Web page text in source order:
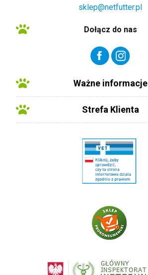
sklep@netfutter.pl
Dołącz do nas
Ważne informacje
Strefa Klienta